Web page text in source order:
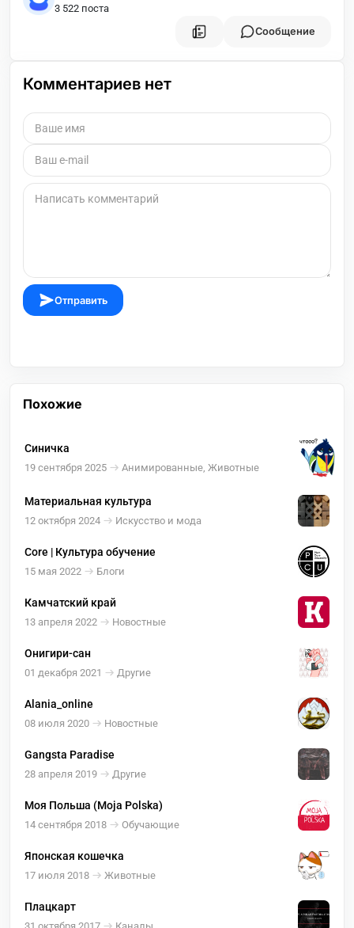
3 522 поста
Сообщение
Комментариев нет
Отправить
Похожие
Синичка
19 сентября 2025 Анимированные, Животные
Материальная культура
12 октября 2024 Искусство и мода
Core | Культура обучение
15 мая 2022 Блоги
Камчатский край
13 апреля 2022 Новостные
Онигири-сан
01 декабря 2021 Другие
Alania_online
08 июля 2020 Новостные
Gangsta Paradise
28 апреля 2019 Другие
Моя Польша (Moja Polska)
14 сентября 2018 Обучающие
Японская кошечка
17 июля 2018 Животные
Плацкарт